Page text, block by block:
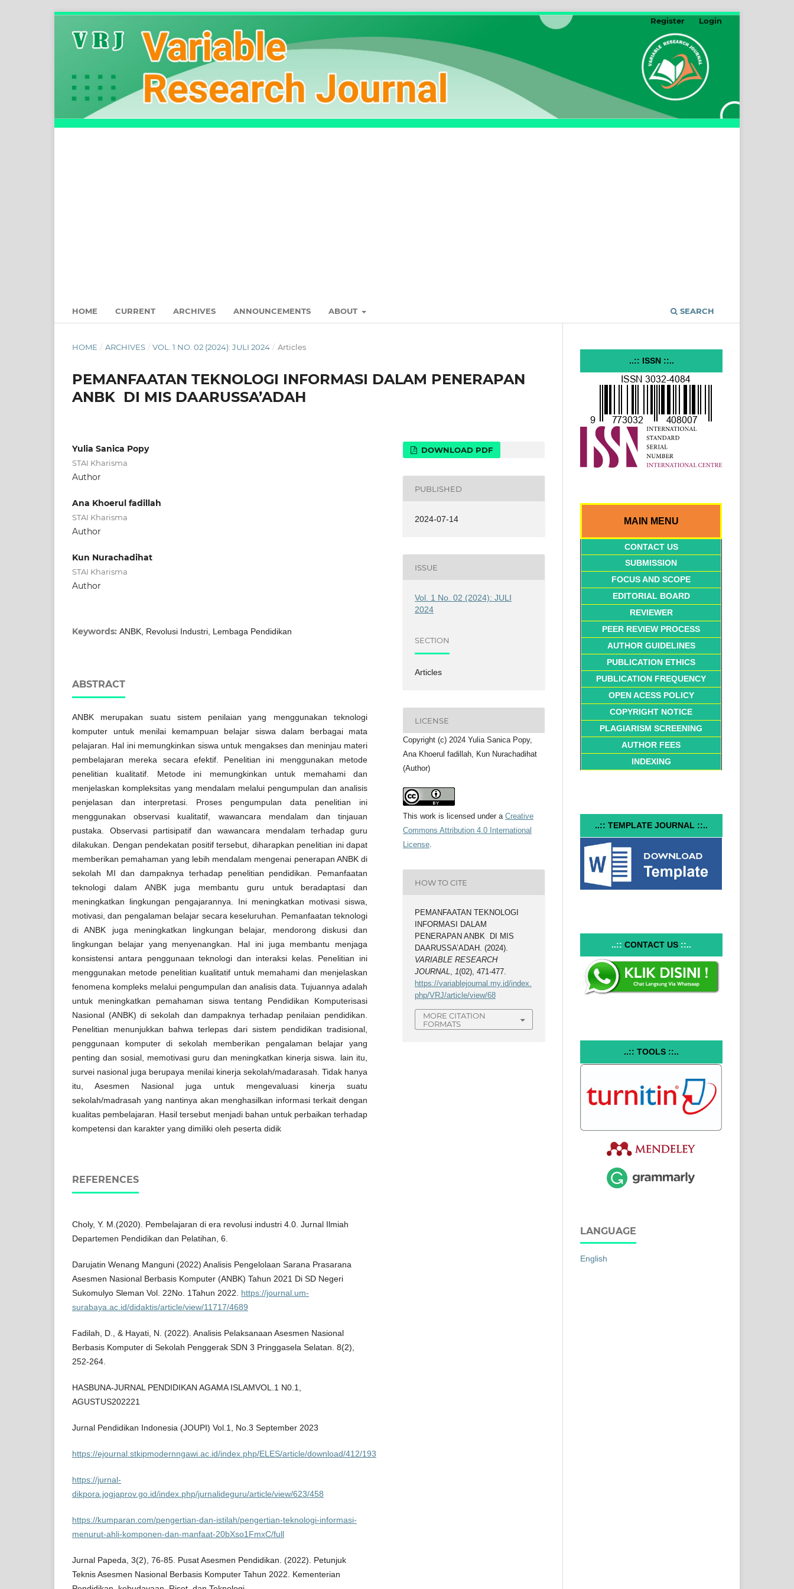
HOME CURRENT ARCHIVES ANNOUNCEMENTS ABOUT SEARCH
Register Login
HOME / ARCHIVES / VOL. 1 NO. 02 (2024): JULI 2024 / Articles
PEMANFAATAN TEKNOLOGI INFORMASI DALAM PENERAPAN
ANBK DI MIS DAARUSSA’ADAH
Yulia Sanica Popy
STAI Kharisma
Author
Ana Khoerul fadillah
STAI Kharisma
Author
Kun Nurachadihat
STAI Kharisma
Author
Keywords: ANBK, Revolusi Industri, Lembaga Pendidikan
ABSTRACT
ANBK merupakan suatu sistem penilaian yang menggunakan teknologi
komputer untuk menilai kemampuan belajar siswa dalam berbagai mata
pelajaran. Hal ini memungkinkan siswa untuk mengakses dan meninjau materi
pembelajaran mereka secara efektif. Penelitian ini menggunakan metode
penelitian kualitatif. Metode ini memungkinkan untuk memahami dan
menjelaskan kompleksitas yang mendalam melalui pengumpulan dan analisis
penjelasan dan interpretasi. Proses pengumpulan data penelitian ini
menggunakan observasi kualitatif, wawancara mendalam dan tinjauan
pustaka. Observasi partisipatif dan wawancara mendalam terhadap guru
dilakukan. Dengan pendekatan positif tersebut, diharapkan penelitian ini dapat
memberikan pemahaman yang lebih mendalam mengenai penerapan ANBK di
sekolah MI dan dampaknya terhadap penelitian pendidikan. Pemanfaatan
teknologi dalam ANBK juga membantu guru untuk beradaptasi dan
meningkatkan lingkungan pengajarannya. Ini meningkatkan motivasi siswa,
motivasi, dan pengalaman belajar secara keseluruhan. Pemanfaatan teknologi
di ANBK juga meningkatkan lingkungan belajar, mendorong diskusi dan
lingkungan belajar yang menyenangkan. Hal ini juga membantu menjaga
konsistensi antara penggunaan teknologi dan interaksi kelas. Penelitian ini
menggunakan metode penelitian kualitatif untuk memahami dan menjelaskan
fenomena kompleks melalui pengumpulan dan analisis data. Tujuannya adalah
untuk meningkatkan pemahaman siswa tentang Pendidikan Komputerisasi
Nasional (ANBK) di sekolah dan dampaknya terhadap penilaian pendidikan.
Penelitian menunjukkan bahwa terlepas dari sistem pendidikan tradisional,
penggunaan komputer di sekolah memberikan pengalaman belajar yang
penting dan sosial, memotivasi guru dan meningkatkan kinerja siswa. lain itu,
survei nasional juga berupaya menilai kinerja sekolah/madarasah. Tidak hanya
itu, Asesmen Nasional juga untuk mengevaluasi kinerja suatu
sekolah/madrasah yang nantinya akan menghasilkan informasi terkait dengan
kualitas pembelajaran. Hasil tersebut menjadi bahan untuk perbaikan terhadap
kompetensi dan karakter yang dimiliki oleh peserta didik
REFERENCES
Choly, Y. M.(2020). Pembelajaran di era revolusi industri 4.0. Jurnal Ilmiah
Departemen Pendidikan dan Pelatihan, 6.
Darujatin Wenang Manguni (2022) Analisis Pengelolaan Sarana Prasarana
Asesmen Nasional Berbasis Komputer (ANBK) Tahun 2021 Di SD Negeri
Sukomulyo Sleman Vol. 22No. 1Tahun 2022. https://journal.um-
surabaya.ac.id/didaktis/article/view/11717/4689
Fadilah, D., & Hayati, N. (2022). Analisis Pelaksanaan Asesmen Nasional
Berbasis Komputer di Sekolah Penggerak SDN 3 Pringgasela Selatan. 8(2),
252-264.
HASBUNA-JURNAL PENDIDIKAN AGAMA ISLAMVOL.1 N0.1,
AGUSTUS202221
Jurnal Pendidikan Indonesia (JOUPI) Vol.1, No.3 September 2023
https://ejournal.stkipmodernngawi.ac.id/index.php/ELES/article/download/412/193
https://jurnal-
dikpora.jogjaprov.go.id/index.php/jurnalideguru/article/view/623/458
https://kumparan.com/pengertian-dan-istilah/pengertian-teknologi-informasi-
menurut-ahli-komponen-dan-manfaat-20bXso1FmxC/full
Jurnal Papeda, 3(2), 76-85. Pusat Asesmen Pendidikan. (2022). Petunjuk
Teknis Asesmen Nasional Berbasis Komputer Tahun 2022. Kementerian
DOWNLOAD PDF
PUBLISHED
2024-07-14
ISSUE
Vol. 1 No. 02 (2024): JULI
2024
SECTION
Articles
LICENSE
Copyright (c) 2024 Yulia Sanica Popy,
Ana Khoerul fadillah, Kun Nurachadihat
(Author)
This work is licensed under a Creative
Commons Attribution 4.0 International
License.
HOW TO CITE
PEMANFAATAN TEKNOLOGI
INFORMASI DALAM
PENERAPAN ANBK DI MIS
DAARUSSA’ADAH. (2024).
VARIABLE RESEARCH
JOURNAL,1(02), 471-477.
https://variablejournal.my.id/index.
php/VRJ/article/view/68
MORE CITATION
FORMATS
..:: ISSN ::..
MAIN MENU
CONTACT US
SUBMISSION
FOCUS AND SCOPE
EDITORIAL BOARD
REVIEWER
PEER REVIEW PROCESS
AUTHOR GUIDELINES
PUBLICATION ETHICS
PUBLICATION FREQUENCY
OPEN ACESS POLICY
COPYRIGHT NOTICE
PLAGIARISM SCREENING
AUTHOR FEES
INDEXING
..:: TEMPLATE JOURNAL ::..
..:: CONTACT US ::..
..:: TOOLS ::..
LANGUAGE
English